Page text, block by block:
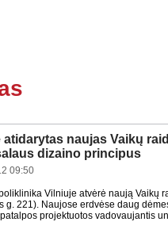
atidarytas naujas Vaikų
dizaino principus
09:50
Vilniuje atvėrė naują Vaikų
g. 221). Naujose erdvėse daug
projektuotos vadovaujantis